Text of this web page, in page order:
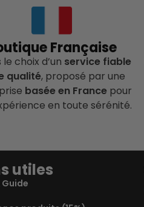
Française
le choix d’un service fiable
qualité, proposé par une
basée en France pour
en toute sérénité.
utiles
Guide